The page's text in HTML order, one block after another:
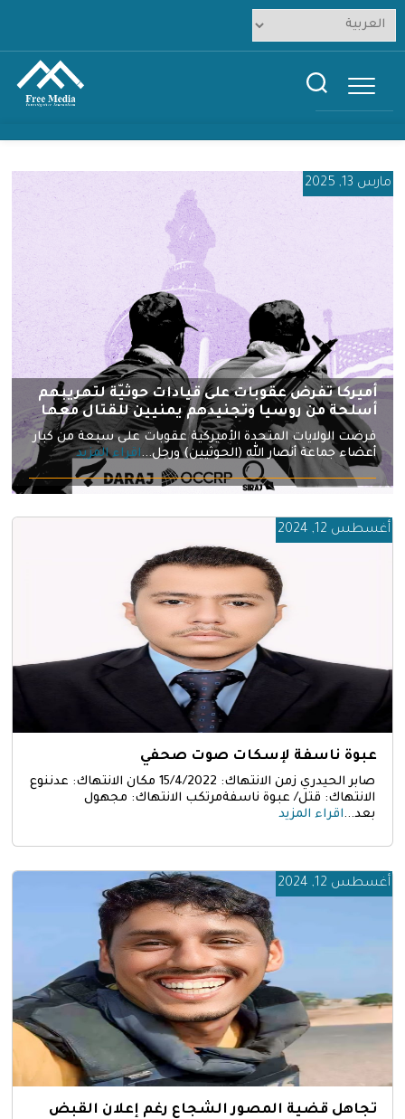
Skip
content
مارس 13, 2025
أميركا تفرض عقوبات على قيادات حوثيّة لتهريبهم
أسلحة من روسيا وتجنيدهم يمنيين للقتال معها
فرضت الولايات المتحدة الأميركية عقوبات على سبعة من كبار
أعضاء جماعة أنصار الله (الحوثيين) ورجل...اقراء المزيد
أغسطس 12, 2024
عبوة ناسفة لإسكات صوت صحفي
صابر الحيدري زمن الانتهاك: 15/4/2022 مكان الانتهاك: عدننوع
الانتهاك: قتل/ عبوة ناسفةمرتكب الانتهاك: مجهول
بعد...اقراء المزيد
أغسطس 12, 2024
تجاهل قضية المصور الشجاع رغم إعلان القبض